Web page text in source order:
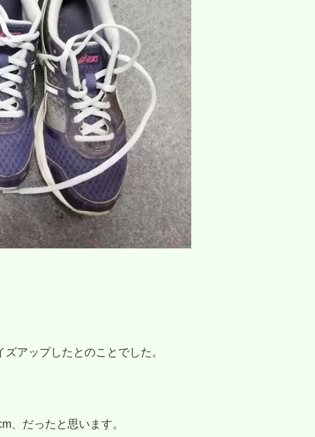
アップしたとのことでした。
、だったと思います。